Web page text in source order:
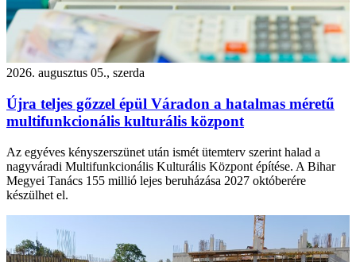
2026. augusztus 05., szerda
Újra teljes gőzzel épül Váradon a hatalmas méretű
multifunkcionális kulturális központ
Az egyéves kényszerszünet után ismét ütemterv szerint halad a
nagyváradi Multifunkcionális Kulturális Központ építése. A Bihar
Megyei Tanács 155 millió lejes beruházása 2027 októberére
készülhet el.